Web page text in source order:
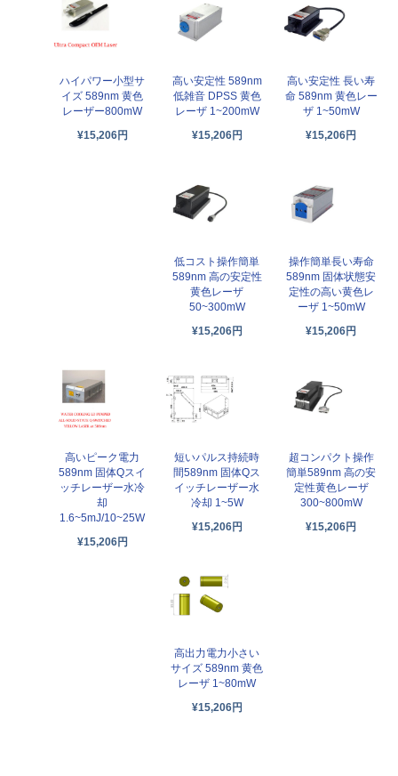
ハイパワー小型サ
イズ 589nm 黄色
レーザー800mW
¥15,206円
高い安定性 589nm
低雑音 DPSS 黄色
レーザ 1~200mW
¥15,206円
高い安定性 長い寿
命 589nm 黄色レー
ザ 1~50mW
¥15,206円
低コスト操作簡単
589nm 高の安定性
黄色レーザ
50~300mW
¥15,206円
操作簡単長い寿命
589nm 固体状態安
定性の高い黄色レ
ーザ 1~50mW
¥15,206円
高いピーク電力
589nm 固体Qスイ
ッチレーザー水冷
却
1.6~5mJ/10~25W
¥15,206円
短いパルス持続時
間589nm 固体Qス
イッチレーザー水
冷却 1~5W
¥15,206円
超コンパクト操作
簡単589nm 高の安
定性黄色レーザ
300~800mW
¥15,206円
高出力電力小さい
サイズ 589nm 黄色
レーザ 1~80mW
¥15,206円